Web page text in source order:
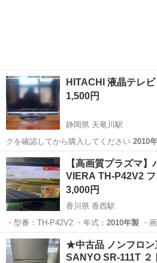
HITACHI 液晶テレビ
1,500円
静岡県 天竜川駅
クを確認してから購入してください 2010
BCASカード…
静岡 浜松市 天竜川駅 テレビ
【高画質プラズマ
VIERA TH-P42V2
3,000円
香川県 香西駅
・型番：TH-P42V2 ・年式： 2010年製・画
マ…
香川 高松市 香西駅
★中古品 ノンフロン
SANYO SR-111T ２